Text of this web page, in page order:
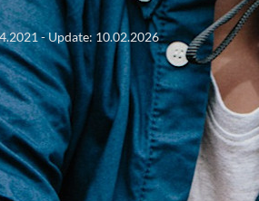
- Update: 10.02.2026